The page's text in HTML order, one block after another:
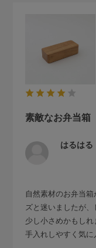
素敵なお弁当箱
はるはる
自然素材のお弁当
ズと迷いましたが、
少し小さめかもしれ
手入れしやすく気に